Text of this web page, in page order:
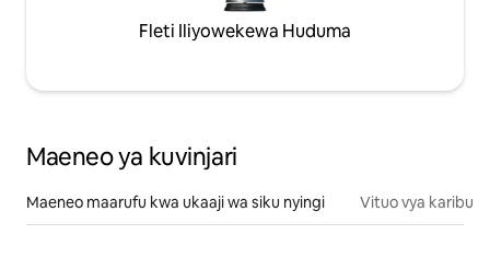
Fleti Iliyowekewa Huduma
Maeneo ya kuvinjari
Maeneo maarufu kwa ukaaji wa siku nyingi Vituo vya karibu